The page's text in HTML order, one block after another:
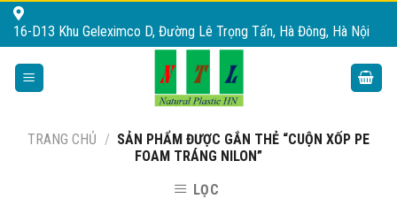
Skip
16-D13 Khu Geleximco D, Đường Lê Trọng Tấn, Hà Đông, Hà Nội
TRANG CHỦ / SẢN PHẨM ĐƯỢC GẮN THẺ “CUỘN XỐP PE
FOAM TRÁNG NILON”
LỌC